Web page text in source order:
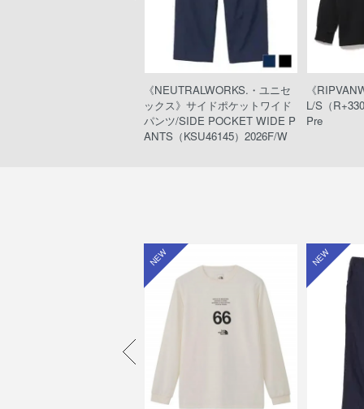
《NEUTRALWORKS.・ユニセ
ックス》サイドポケットワイド
パンツ/SIDE POCKET WIDE P
ANTS（KSU46145）2026F/W
《
L/S（
Pre
NEW NEW